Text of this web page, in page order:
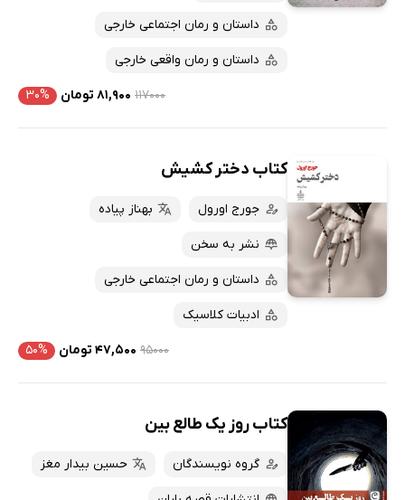
داستان و رمان اجتماعی خارجی
داستان و رمان واقعی خارجی
۱۱۷۰۰۰ ۸۱,۹۰۰ تومان ۳۰%
کتاب دختر کشیش
جورج اورول بهناز پیاده
نشر به سخن
داستان و رمان اجتماعی خارجی
ادبیات کلاسیک
۹۵۰۰۰ ۴۷,۵۰۰ تومان ۵۰%
کتاب روز یک طالع بین
گروه نویسندگان حسین بیدار مغز